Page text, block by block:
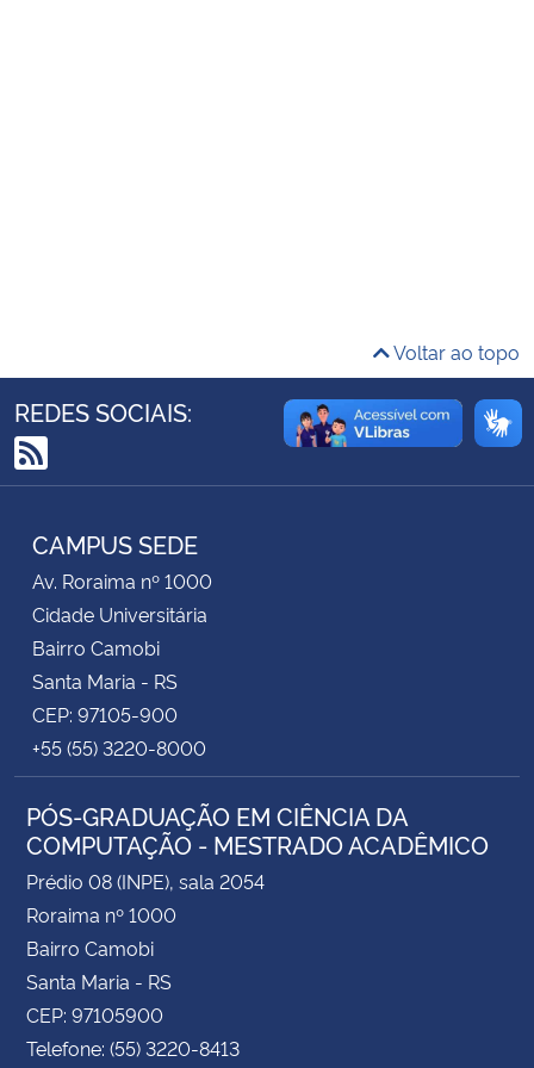
Controladoria-Geral da União
Secretaria-Geral
Secretaria de Governo
Gabinete de Segurança Institucional
Advocacia-Geral da União
Banco Central do Brasil
Planalto
Voltar ao topo
REDES SOCIAIS:
RSS
CAMPUS SEDE
Av. Roraima nº 1000
Cidade Universitária
Bairro Camobi
Santa Maria - RS
CEP: 97105-900
+55 (55) 3220-8000
PÓS-GRADUAÇÃO EM CIÊNCIA DA
COMPUTAÇÃO - MESTRADO ACADÊMICO
Prédio 08 (INPE), sala 2054
Roraima nº 1000
Bairro Camobi
Santa Maria - RS
CEP: 97105900
Telefone: (55) 3220-8413